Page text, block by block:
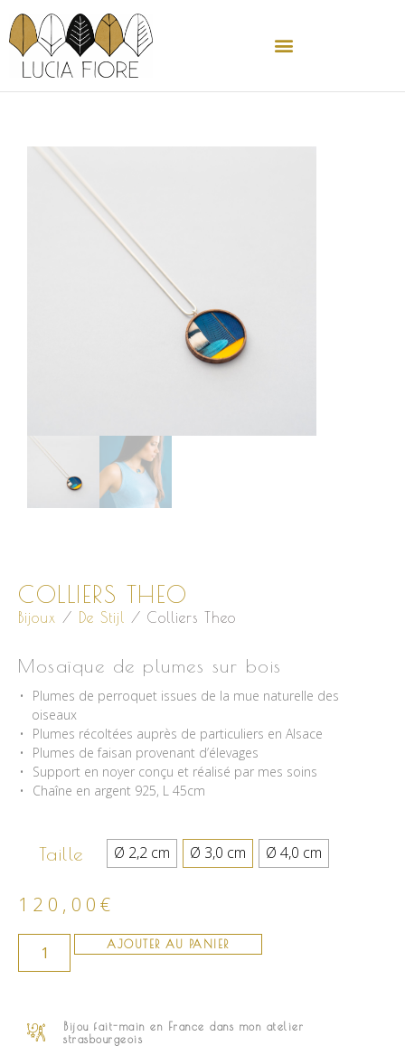
COLLIERS THEO
Bijoux / De Stijl / Colliers Theo
Mosaïque de plumes sur bois
Plumes de perroquet issues de la mue naturelle des
oiseaux
Plumes récoltées auprès de particuliers en Alsace
Plumes de faisan provenant d’élevages
Support en noyer conçu et réalisé par mes soins
Chaîne en argent 925, L 45cm
Taille Ø 2,2 cm Ø 3,0 cm Ø 4,0 cm
120,00€
AJOUTER AU PANIER
Bijou fait-main en France dans mon atelier
strasbourgeois